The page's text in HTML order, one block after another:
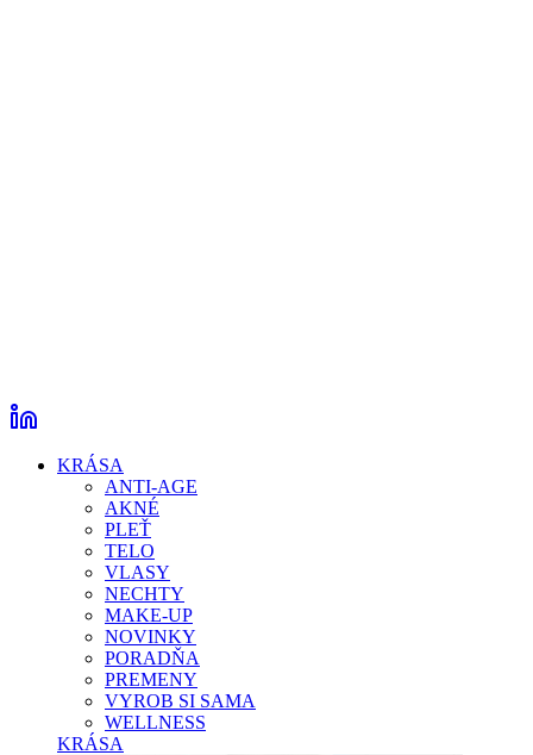
KRÁSA
ANTI-AGE
AKNÉ
PLEŤ
TELO
VLASY
NECHTY
MAKE-UP
NOVINKY
PORADŇA
PREMENY
VYROB SI SAMA
WELLNESS
KRÁSA